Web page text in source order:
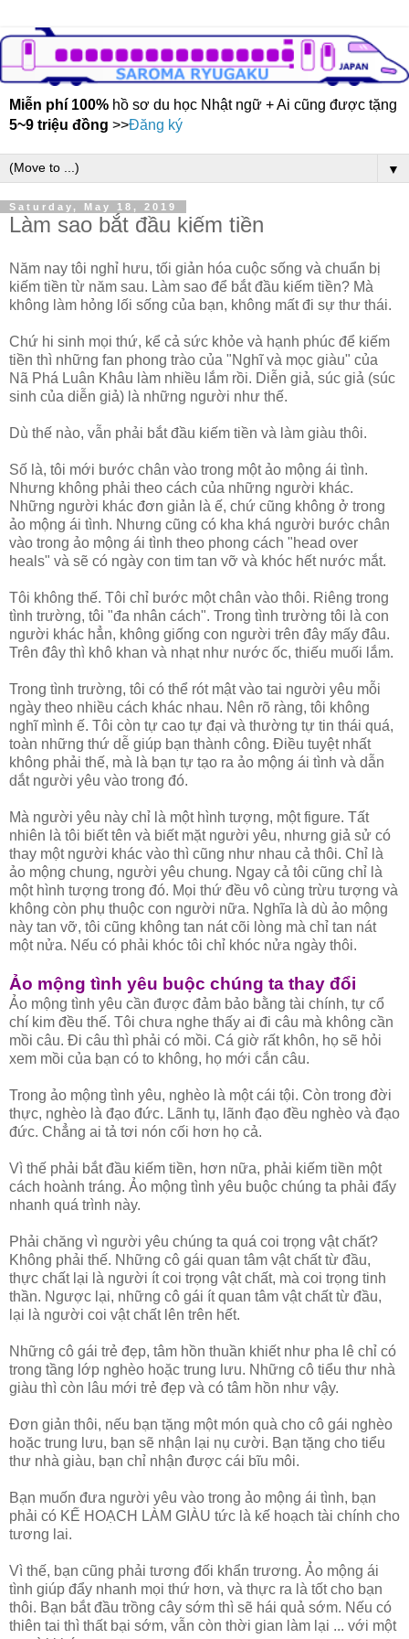
Miễn phí 100% hồ sơ du học Nhật ngữ + Ai cũng được tặng
5~9 triệu đồng >>Đăng ký
▼
Saturday, May 18, 2019
Làm sao bắt đầu kiếm tiền
Năm nay tôi nghỉ hưu, tối giản hóa cuộc sống và chuẩn bị
kiếm tiền từ năm sau. Làm sao để bắt đầu kiếm tiền? Mà
không làm hỏng lối sống của bạn, không mất đi sự thư thái.
Chứ hi sinh mọi thứ, kể cả sức khỏe và hạnh phúc để kiếm
tiền thì những fan phong trào của "Nghĩ và mọc giàu" của
Nã Phá Luân Khâu làm nhiều lắm rồi. Diễn giả, súc giả (súc
sinh của diễn giả) là những người như thế.
Dù thế nào, vẫn phải bắt đầu kiếm tiền và làm giàu thôi.
Số là, tôi mới bước chân vào trong một ảo mộng ái tình.
Nhưng không phải theo cách của những người khác.
Những người khác đơn giản là ế, chứ cũng không ở trong
ảo mộng ái tình. Nhưng cũng có kha khá người bước chân
vào trong ảo mộng ái tình theo phong cách "head over
heals" và sẽ có ngày con tim tan vỡ và khóc hết nước mắt.
Tôi không thế. Tôi chỉ bước một chân vào thôi. Riêng trong
tình trường, tôi "đa nhân cách". Trong tình trường tôi là con
người khác hẳn, không giống con người trên đây mấy đâu.
Trên đây thì khô khan và nhạt như nước ốc, thiếu muối lắm.
Trong tình trường, tôi có thể rót mật vào tai người yêu mỗi
ngày theo nhiều cách khác nhau. Nên rõ ràng, tôi không
nghĩ mình ế. Tôi còn tự cao tự đại và thường tự tin thái quá,
toàn những thứ dễ giúp bạn thành công. Điều tuyệt nhất
không phải thế, mà là bạn tự tạo ra ảo mộng ái tình và dẫn
dắt người yêu vào trong đó.
Mà người yêu này chỉ là một hình tượng, một figure. Tất
nhiên là tôi biết tên và biết mặt người yêu, nhưng giả sử có
thay một người khác vào thì cũng như nhau cả thôi. Chỉ là
ảo mộng chung, người yêu chung. Ngay cả tôi cũng chỉ là
một hình tượng trong đó. Mọi thứ đều vô cùng trừu tượng và
không còn phụ thuộc con người nữa. Nghĩa là dù ảo mộng
này tan vỡ, tôi cũng không tan nát cõi lòng mà chỉ tan nát
một nửa. Nếu có phải khóc tôi chỉ khóc nửa ngày thôi.
Ảo mộng tình yêu buộc chúng ta thay đổi
Ảo mộng tình yêu cần được đảm bảo bằng tài chính, tự cổ
chí kim đều thế. Tôi chưa nghe thấy ai đi câu mà không cần
mồi câu. Đi câu thì phải có mồi. Cá giờ rất khôn, họ sẽ hỏi
xem mồi của bạn có to không, họ mới cắn câu.
Trong ảo mộng tình yêu, nghèo là một cái tội. Còn trong đời
thực, nghèo là đạo đức. Lãnh tụ, lãnh đạo đều nghèo và đạo
đức. Chẳng ai tả tơi nón cối hơn họ cả.
Vì thế phải bắt đầu kiếm tiền, hơn nữa, phải kiếm tiền một
cách hoành tráng. Ảo mộng tình yêu buộc chúng ta phải đẩy
nhanh quá trình này.
Phải chăng vì người yêu chúng ta quá coi trọng vật chất?
Không phải thế. Những cô gái quan tâm vật chất từ đầu,
thực chất lại là người ít coi trọng vật chất, mà coi trọng tinh
thần. Ngược lại, những cô gái ít quan tâm vật chất từ đầu,
lại là người coi vật chất lên trên hết.
Những cô gái trẻ đẹp, tâm hồn thuần khiết như pha lê chỉ có
trong tầng lớp nghèo hoặc trung lưu. Những cô tiểu thư nhà
giàu thì còn lâu mới trẻ đẹp và có tâm hồn như vậy.
Đơn giản thôi, nếu bạn tặng một món quà cho cô gái nghèo
hoặc trung lưu, bạn sẽ nhận lại nụ cười. Bạn tặng cho tiểu
thư nhà giàu, bạn chỉ nhận được cái bĩu môi.
Bạn muốn đưa người yêu vào trong ảo mộng ái tình, bạn
phải có KẾ HOẠCH LÀM GIÀU tức là kế hoạch tài chính cho
tương lai.
Vì thế, bạn cũng phải tương đối khẩn trương. Ảo mộng ái
tình giúp đẩy nhanh mọi thứ hơn, và thực ra là tốt cho bạn
thôi. Bạn bắt đầu trồng cây sớm thì sẽ hái quả sớm. Nếu có
thiên tai thì thất bại sớm, vẫn còn thời gian làm lại ... với một